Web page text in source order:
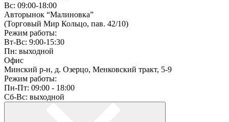
Вс: 09:00-18:00
Авторынок “Малиновка”
(Торговый Мир Кольцо, пав. 42/10)
Режим работы:
Вт-Вс: 9:00-15:30
Пн: выходной
Офис
Минский р-н, д. Озерцо, Менковский тракт, 5-9
Режим работы:
Пн-Пт: 09:00 - 18:00
Сб-Вс: выходной